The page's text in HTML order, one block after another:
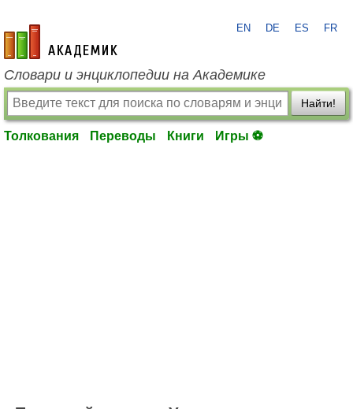
academic.ru
EN DE ES FR
Словари и энциклопедии на Академике
Найти!
Толкования Переводы Книги Игры ⚽